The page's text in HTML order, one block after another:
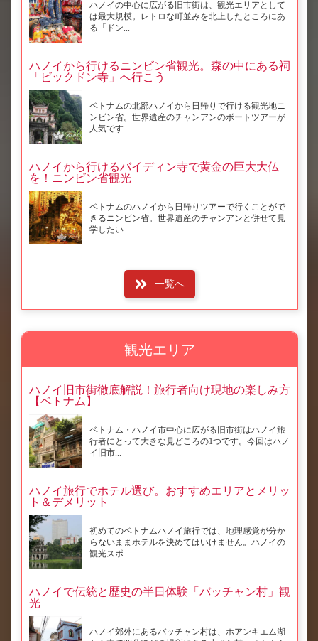
ハノイの中心に広がる旧市街は、観光エリアとして
は最大規模。レトロな町並みを北上したところにあ
る「ドン...
ハノイから行けるニンビン省観光。森の中にある祠
「ビックドン寺」へ行こう
ベトナムの北部ハノイから日帰りで行ける観光地ニ
ンビン省。世界遺産のチャンアンのボートツアーが
人気です...
ハノイから行けるバイディン寺で黄金の巨大大仏
を！ニンビン省観光
ベトナムのハノイから日帰りツアーで行くことがで
きるニンビン省。世界遺産のチャンアンと併せて見
学したい...
一覧へ
観光エリア
ハノイ旧市街徹底解説！旅行者向け現地の楽しみ方
【ベトナム】
ベトナム・ハノイ市中心に広がる旧市街はハノイ旅
行者にとって大きな見どころの1つです。今回はハノ
イ旧市...
ハノイ旅行でホテル選び。おすすめエリアとメリッ
ト＆デメリット
初めてのベトナムハノイ旅行では、地理感覚が分か
らないままホテルを決めてはいけません。ハノイの
観光スポ...
ハノイで伝統と歴史の半日体験「バッチャン村」観
光
ハノイ郊外にあるバッチャン村は、ホアンキエム湖